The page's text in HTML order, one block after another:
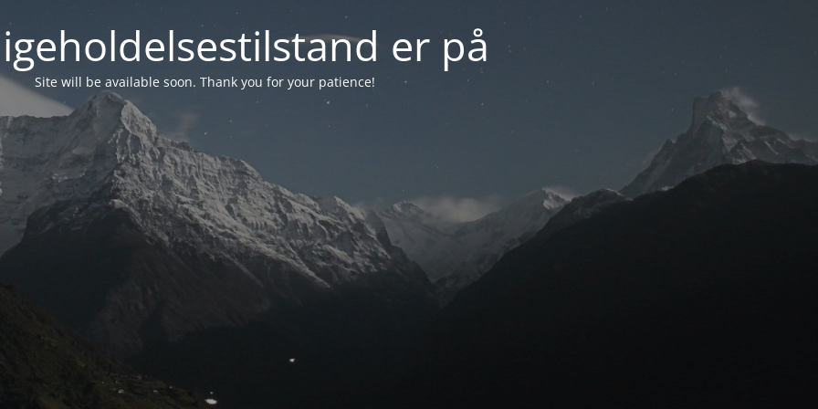
er på
Site will be available soon. Thank you for your patience!